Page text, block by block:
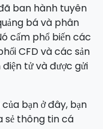
ban hành tuyên
bá và phân
cấm phổ biến các
CFD và các sản
tử và được gửi
bạn ở đây, bạn
sẻ thông tin cá